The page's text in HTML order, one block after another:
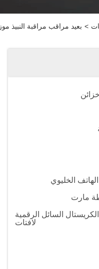
> بعيد مراقب مراقبة النبيذ
الخليوي
مارت
السائل الرقمية
لافتات